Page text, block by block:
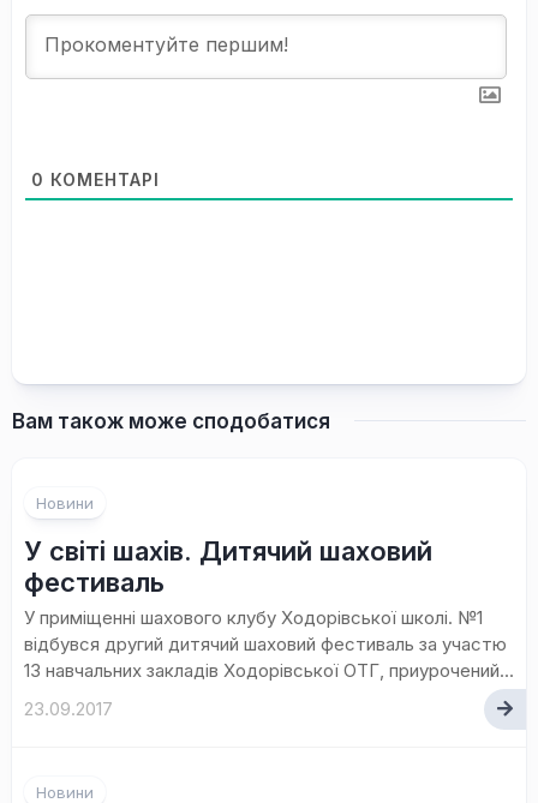
0 КОМЕНТАРІ
Вам також може сподобатися
Новини
У світі шахів. Дитячий шаховий
фестиваль
У приміщенні шахового клубу Ходорівської школі. №1
відбувся другий дитячий шаховий фестиваль за участю
13 навчальних закладів Ходорівської ОТГ, приурочений...
23.09.2017
Новини